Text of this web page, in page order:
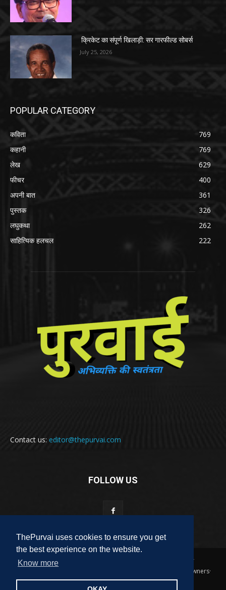
ThePurvai uses cookies to ensure you get
the best experience on the website.
Know more
क्रिकेट का संपूर्ण खिलाड़ी: सर गारफील्ड सोबर्स
July 25, 2026
POPULAR CATEGORY
कविता
769
कहानी
769
लेख
629
फीचर
400
अपनी बात
361
पुस्तक
326
लघुकथा
262
साहित्यिक हलचल
222
Contact us: editor@thepurvai.com
FOLLOW US
Copyright 2018-2023 THE PURVAI | All Rights Reserved · And Our
Sitemap · All Logos & Trademark Belongs To Their Respective Owners·
Designed & Developed byALL DIGI SEO